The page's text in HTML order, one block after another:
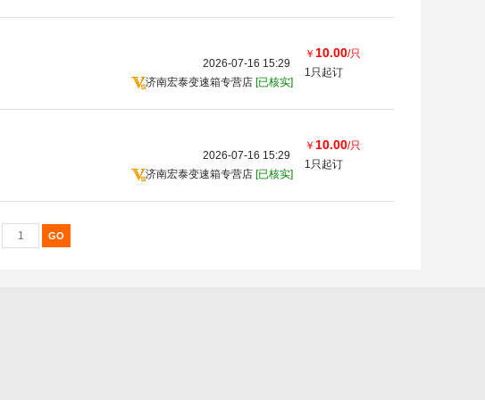
2026-07-16 15:29
济南宏泰变速箱专营店 [已核实]
￥ 10.00/只
1只起订
2026-07-16 15:29
济南宏泰变速箱专营店 [已核实]
￥ 10.00/只
1只起订